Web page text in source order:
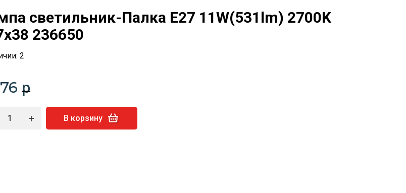
светильник-Палка E27 11W(531lm) 2700K
236650
2
p
+ В корзину